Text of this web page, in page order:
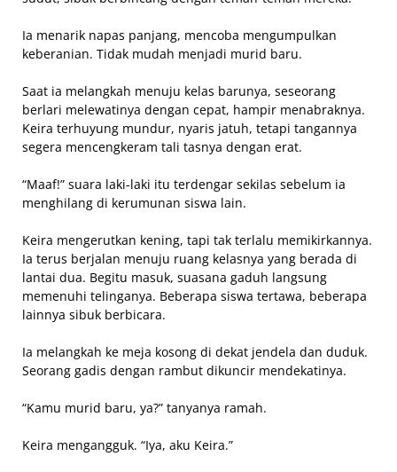
Ia menarik napas panjang, mencoba mengumpulkan
keberanian. Tidak mudah menjadi murid baru.
Saat ia melangkah menuju kelas barunya, seseorang
berlari melewatinya dengan cepat, hampir menabraknya.
Keira terhuyung mundur, nyaris jatuh, tetapi tangannya
segera mencengkeram tali tasnya dengan erat.
“Maaf!” suara laki-laki itu terdengar sekilas sebelum ia
menghilang di kerumunan siswa lain.
Keira mengerutkan kening, tapi tak terlalu memikirkannya.
Ia terus berjalan menuju ruang kelasnya yang berada di
lantai dua. Begitu masuk, suasana gaduh langsung
memenuhi telinganya. Beberapa siswa tertawa, beberapa
lainnya sibuk berbicara.
Ia melangkah ke meja kosong di dekat jendela dan duduk.
Seorang gadis dengan rambut dikuncir mendekatinya.
“Kamu murid baru, ya?” tanyanya ramah.
Keira mengangguk. “Iya, aku Keira.”